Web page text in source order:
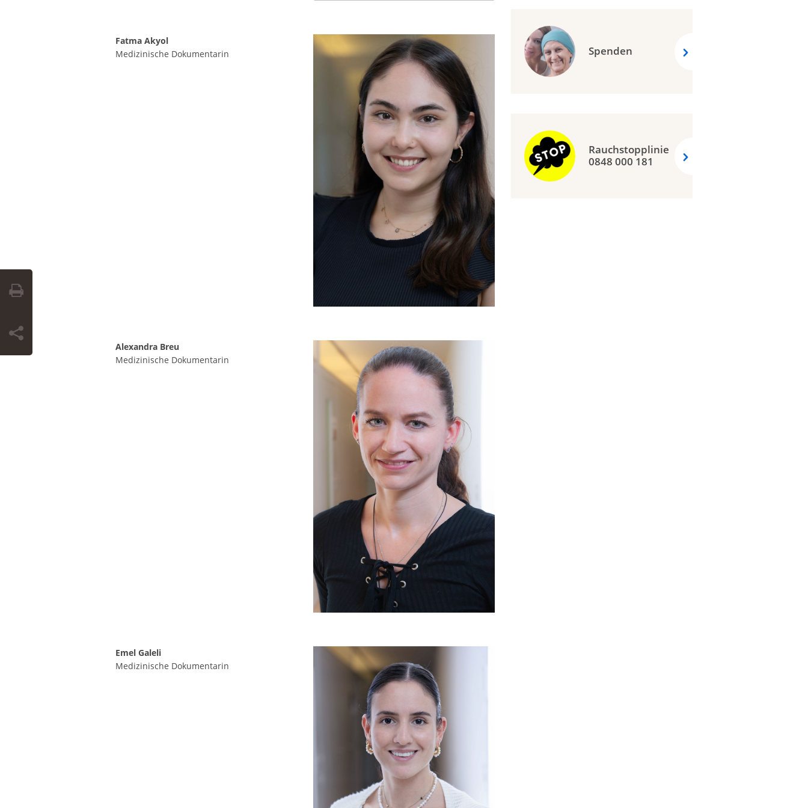
Fatma Akyol
Medizinische Dokumentarin
Alexandra Breu
Medizinische Dokumentarin
Emel Galeli
Medizinische Dokumentarin
Spenden
Rauchstopplinie
0848 000 181